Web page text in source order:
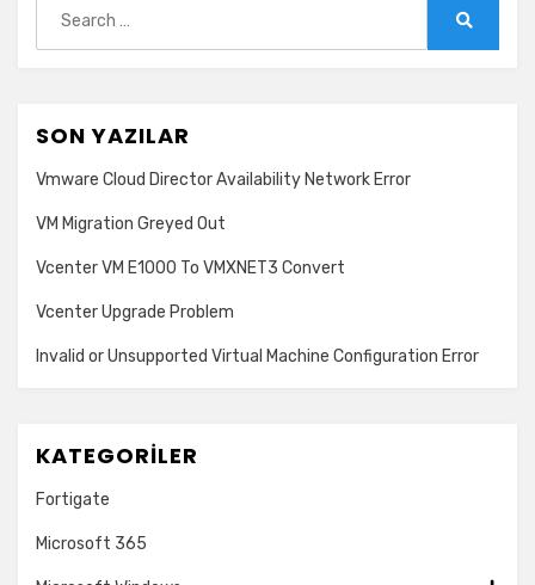
for:
SON YAZILAR
Vmware Cloud Director Availability Network Error
VM Migration Greyed Out
Vcenter VM E1000 To VMXNET3 Convert
Vcenter Upgrade Problem
Invalid or Unsupported Virtual Machine Configuration Error
KATEGORILER
Fortigate
Microsoft 365